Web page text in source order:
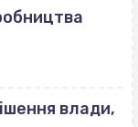
влади,